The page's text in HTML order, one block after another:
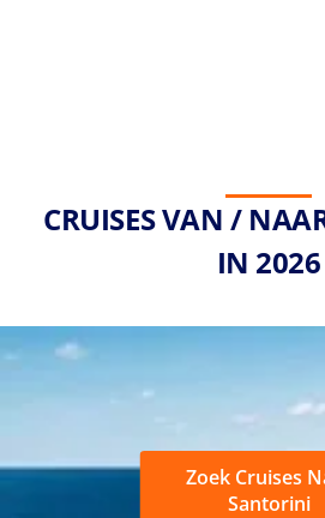
CRUISES VAN /
IN 2026
Zoek Cruises
Santorini